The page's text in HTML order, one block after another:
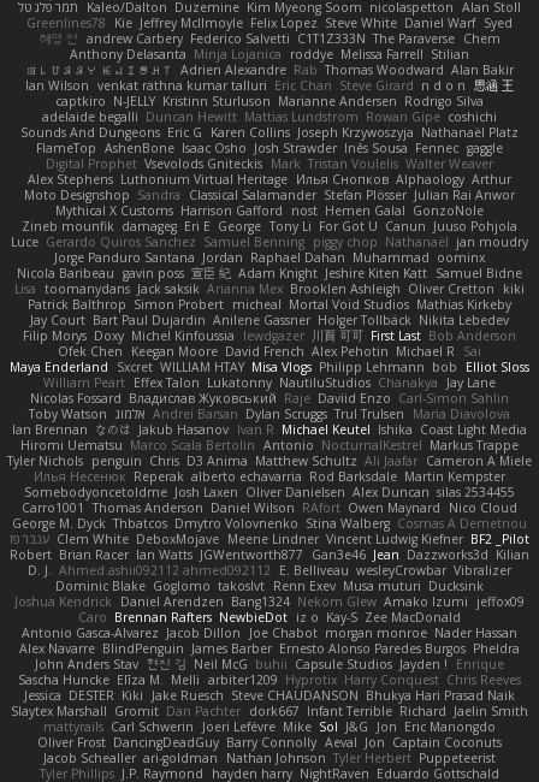
תמר פלג טל
Kaleo/Dalton Duzemine Kim Myeong Soom nicolaspetton Alan Stoll
Greenlines78
Kie Jeffrey McIlmoyle Felix Lopez Steve White Daniel Warf Syed
혜영 전 andrew Carbery Federico Salvetti C1T1Z333N The Paraverse Chem
Anthony Delasanta Minja Lojanica roddye Melissa Farrell Stilian
ꌃ꒒ꀎꋪꋪꌩ ꀘꈤꀤꁅꃅ꓄
Adrien Alexandre Rab Thomas Woodward Alan Bakir
Ian Wilson venkat rathna kumar talluri Eric Chan Steve Girard n d o n 思涵 王
captkiro N-JELLY Kristinn Sturluson Marianne Andersen Rodrigo Silva
adelaide begalli Duncan Hewitt Mattias Lundstrom Rowan Gipe coshichi
Sounds And Dungeons Eric G Karen Collins Joseph Krzywoszyja Nathanaël Platz
FlameTop AshenBone Isaac Osho Josh Strawder Inês Sousa Fennec gaggle
Digital Prophet Vsevolods Gniteckis Mark Tristan Voulelis Walter Weaver
Alex Stephens Luthonium Virtual Heritage Илья Снопков Alphaology Arthur
Moto Designshop Sandra Classical Salamander Stefan Plösser Julian Rai Anwor
Mythical X Customs Harrison Gafford nost Hemen Galal GonzoNole
Zineb mounfik damageg Eri E George Tony Li For Got U Canun Juuso Pohjola
Luce Gerardo Quiros Sanchez Samuel Benning piggy chop Nathanaël jan moudry
Jorge Panduro Santana Jordan Raphael Dahan Muhammad oominx
Nicola Baribeau gavin poss 宣臣 紀 Adam Knight Jeshire Kiten Katt Samuel Bidne
Lisa toomanydans Jack saksik Arianna Mex Brooklen Ashleigh Oliver Cretton
kiki
Patrick Balthrop Simon Probert micheal Mortal Void Studios Mathias Kirkeby
Jay Court Bart Paul Dujardin Anilene Gassner Holger Tollbäck Nikita Lebedev
Filip Morys Doxy Michel Kinfoussia lewdgazer 川頁 可可 First Last Bob Anderson
Ofek Chen
Keegan Moore David French Alex Pehotin Michael R
Sai
Maya Enderland
Sxcret WILLIAM HTAY Misa Vlogs Philipp Lehmann bob
Elliot Sloss
William Peart Effex Talon Lukatonny NautiluStudios Chanakya
Jay Lane
Nicolas Fossard Владислав Жуковський Raje Daviid Enzo Carl-Simon Sahlin
Toby Watson אלמוג Andrei Barsan Dylan Scruggs Trul Trulsen
Maria Diavolova
Ian Brennan なのは Jakub Hasanov Ivan R Michael Keutel Ishika Coast Light Media
Hiromi Uematsu Marco Scala Bertolin Antonio NocturnalKestrel Markus Trappe
Tyler Nichols penguin Chris D3 Anima Matthew Schultz Ali Jaafar Cameron A Miele
Илья Несенюк Reperak alberto echavarria Rod Barksdale Martin Kempster
Somebodyoncetoldme Josh Laxen Oliver Danielsen Alex Duncan silas 2534455
Carro1001
Thomas Anderson Daniel Wilson RAfort Owen Maynard
Nico Cloud
George M. Dyck Thbatcos Dmytro Volovnenko Stina Walberg Cosmas A Demetriou
ענבר פז Clem White DeboxMojave Meene Lindner Vincent Ludwig Kiefner BF2 _Pilot
Robert Brian Racer Ian Watts JGWentworth877 Gan3e46 Jean Dazzworks3d Kilian
D. J. Ahmed.ashii092112 ahmed092112 E. Belliveau wesleyCrowbar Vibralizer
Dominic Blake Goglomo takoslvt Renn Exev Musa muturi Ducksink
Joshua Kendrick
Daniel Arendzen Bang1324 Nekom Glew Amako Izumi
jeffox09
Caro Brennan Rafters NewbieDot iz o Kay-S Zee MacDonald
Antonio Gasca-Alvarez Jacob Dillon Joe Chabot morgan monroe Nader Hassan
Alex Navarre BlindPenguin James Barber Ernesto Alonso Paredes Burgos Pheldra
John Anders Stav 현진 김 Neil McG buhii Capsule Studios Jayden !
Enrique
Sascha Huncke Elīza M. Melli arbiter1209 Hyprotix Harry Conquest Chris Reeves
Jessica DESTER Kiki Jake Ruesch Steve CHAUDANSON Bhukya Hari Prasad Naik
Slaytex Marshall Gromit Dan Pachter dork667 Infant Terrible Richard Jaelin Smith
mattyrails Carl Schwerin Joeri Lefévre Mike Sol J&G Jon Eric Manongdo
Oliver Frost DancingDeadGuy Barry Connolly Aeval Jon Captain Coconuts
Jacob Schealler ari-goldman Nathan Johnson Tyler Herbert Puppeteerist
Tyler Phillips J.P. Raymond hayden harry NightRaven Eduardo Gottschald